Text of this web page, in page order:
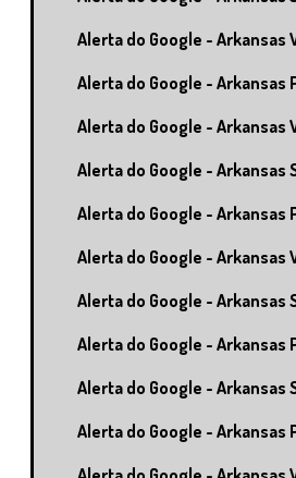
Alerta do Google - Arkansas
Alerta do Google - Arkansas
Alerta do Google - Arkansas
Alerta do Google - Arkansas
Alerta do Google - Arkansas
Alerta do Google - Arkansas
Alerta do Google - Arkansas
Alerta do Google - Arkansas
Alerta do Google - Arkansas
Alerta do Google - Arkansas